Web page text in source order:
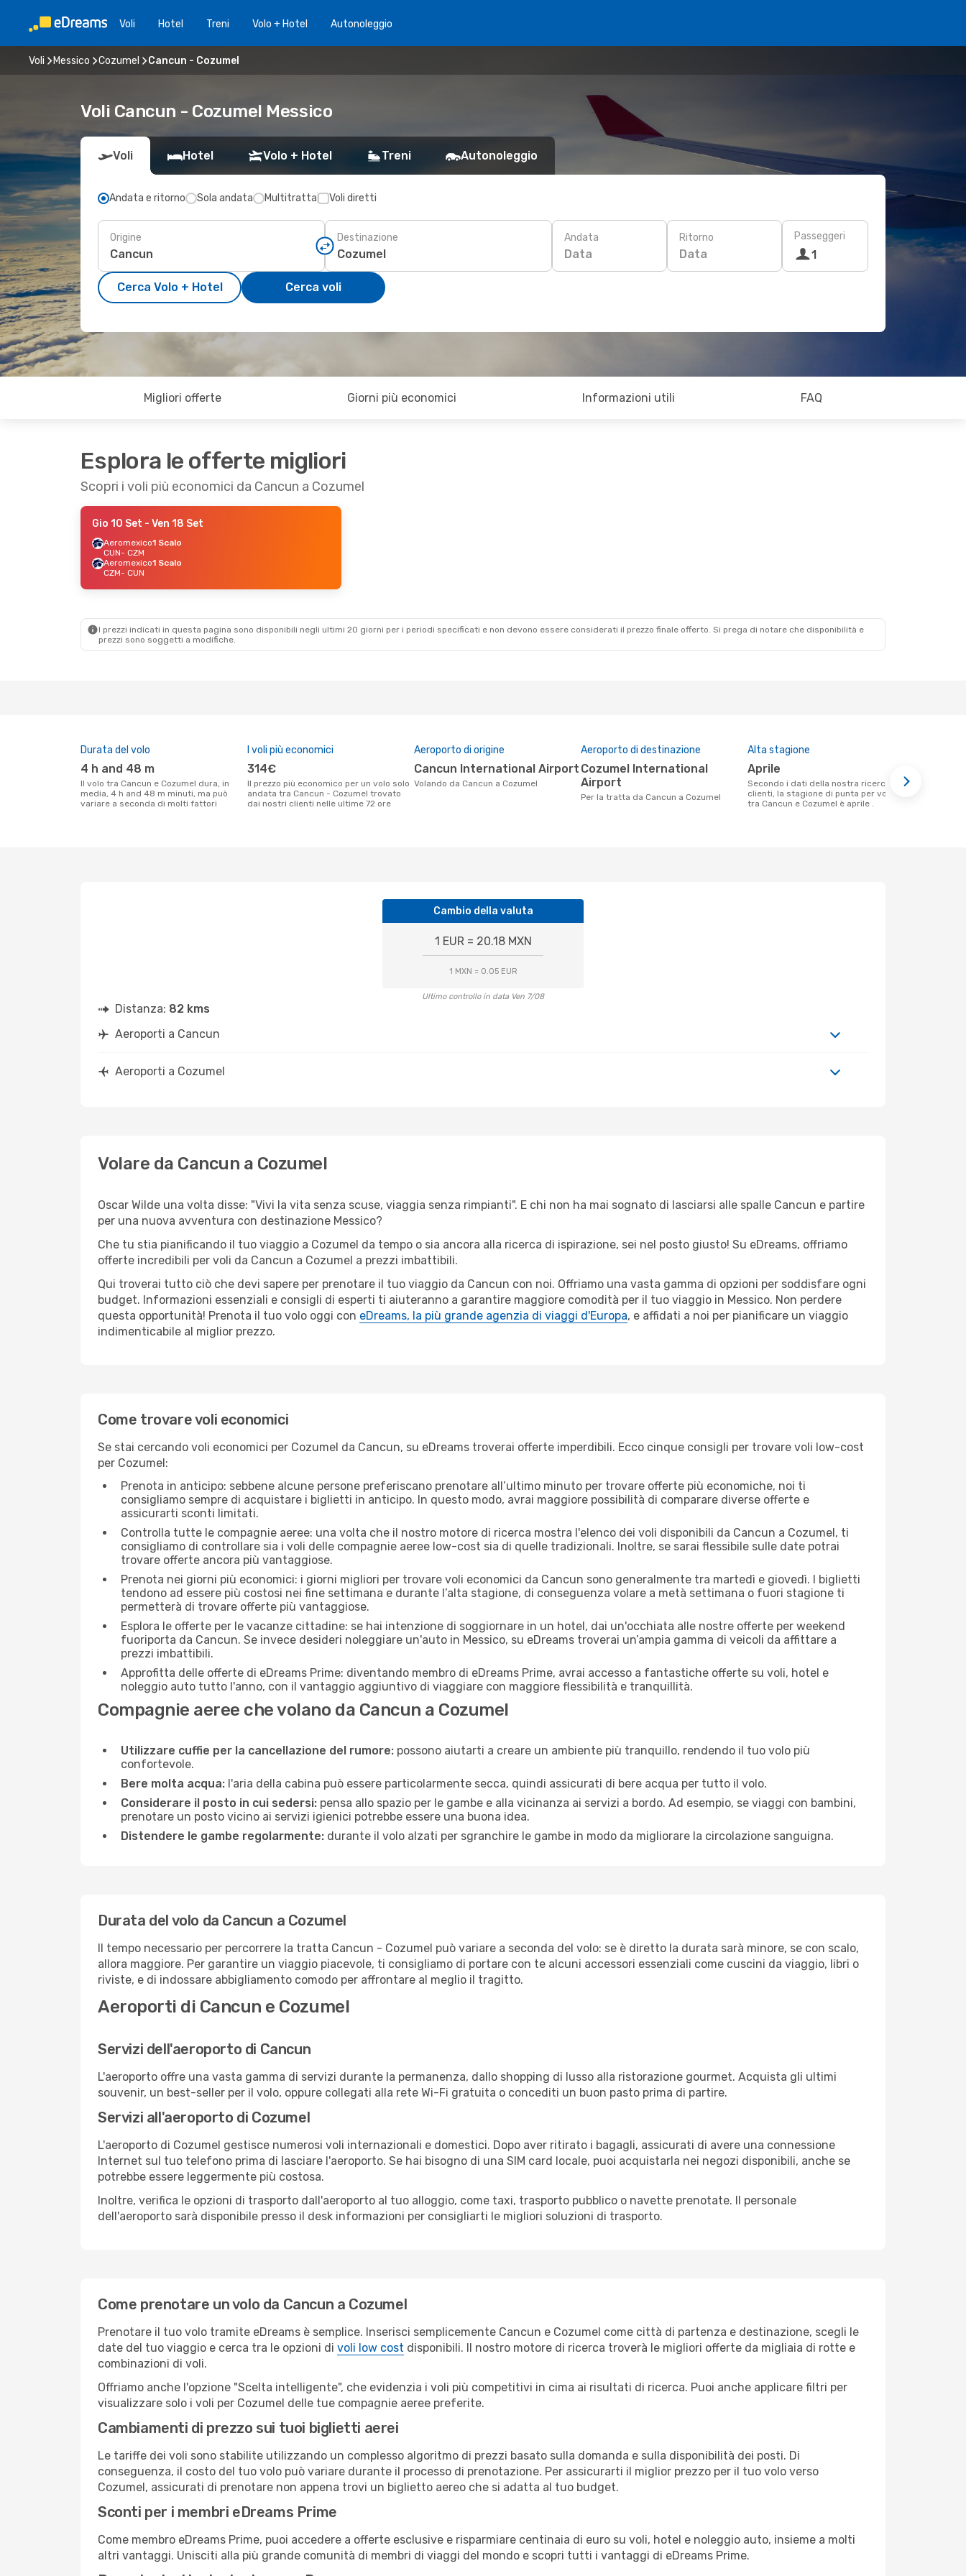
Voli Hotel Treni Volo + Hotel Autonoleggio
Voli Messico Cozumel Cancun - Cozumel
Voli Cancun - Cozumel Messico
Voli Hotel Volo + Hotel Treni Autonoleggio
Andata e ritorno Sola andata Multitratta Voli diretti
Origine Destinazione Andata
Data
Ritorno
Data
Passeggeri
1
Cerca Volo + Hotel Cerca voli
Migliori offerte Giorni più economici Informazioni utili FAQ
Esplora le offerte migliori
Scopri i voli più economici da Cancun a Cozumel
Gio 10 Set - Ven 18 Set
Aeromexico1 Scalo
CUN- CZM
Aeromexico1 Scalo
CZM- CUN
I prezzi indicati in questa pagina sono disponibili negli ultimi 20 giorni per i periodi specificati e non devono essere considerati il ​​prezzo finale offerto. Si prega di notare che disponibilità e
prezzi sono soggetti a modifiche.
Durata del volo
4 h and 48 m
Il volo tra Cancun e Cozumel dura, in
media, 4 h and 48 m minuti, ma può
variare a seconda di molti fattori
I voli più economici
314€
Il prezzo più economico per un volo solo
andata tra Cancun - Cozumel trovato
dai nostri clienti nelle ultime 72 ore
Aeroporto di origine
Cancun International Airport
Volando da Cancun a Cozumel
Aeroporto di destinazione
Cozumel International
Airport
Per la tratta da Cancun a Cozumel
Alta stagione
aprile
Secondo i dati della nostra ricerca
clienti, la stagione di punta per volare
tra Cancun e Cozumel è aprile .
Cambio della valuta
1 EUR = 20.18 MXN
1 MXN = 0.05 EUR
Ultimo controllo in data Ven 7/08
Distanza: 82 kms
Aeroporti a Cancun
Aeroporti a Cozumel
Volare da Cancun a Cozumel
Oscar Wilde una volta disse: "Vivi la vita senza scuse, viaggia senza rimpianti". E chi non ha mai sognato di lasciarsi alle spalle Cancun e partire
per una nuova avventura con destinazione Messico?
Che tu stia pianificando il tuo viaggio a Cozumel da tempo o sia ancora alla ricerca di ispirazione, sei nel posto giusto! Su eDreams, offriamo
offerte incredibili per voli da Cancun a Cozumel a prezzi imbattibili.
Qui troverai tutto ciò che devi sapere per prenotare il tuo viaggio da Cancun con noi. Offriamo una vasta gamma di opzioni per soddisfare ogni
budget. Informazioni essenziali e consigli di esperti ti aiuteranno a garantire maggiore comodità per il tuo viaggio in Messico. Non perdere
questa opportunità! Prenota il tuo volo oggi con eDreams, la più grande agenzia di viaggi d'Europa, e affidati a noi per pianificare un viaggio
indimenticabile al miglior prezzo.
Come trovare voli economici
Se stai cercando voli economici per Cozumel da Cancun, su eDreams troverai offerte imperdibili. Ecco cinque consigli per trovare voli low-cost
per Cozumel:
Prenota in anticipo: sebbene alcune persone preferiscano prenotare all’ultimo minuto per trovare offerte più economiche, noi ti
consigliamo sempre di acquistare i biglietti in anticipo. In questo modo, avrai maggiore possibilità di comparare diverse offerte e
assicurarti sconti limitati.
Controlla tutte le compagnie aeree: una volta che il nostro motore di ricerca mostra l'elenco dei voli disponibili da Cancun a Cozumel, ti
consigliamo di controllare sia i voli delle compagnie aeree low-cost sia di quelle tradizionali. Inoltre, se sarai flessibile sulle date potrai
trovare offerte ancora più vantaggiose.
Prenota nei giorni più economici: i giorni migliori per trovare voli economici da Cancun sono generalmente tra martedì e giovedì. I biglietti
tendono ad essere più costosi nei fine settimana e durante l’alta stagione, di conseguenza volare a metà settimana o fuori stagione ti
permetterà di trovare offerte più vantaggiose.
Esplora le offerte per le vacanze cittadine: se hai intenzione di soggiornare in un hotel, dai un'occhiata alle nostre offerte per weekend
fuoriporta da Cancun. Se invece desideri noleggiare un'auto in Messico, su eDreams troverai un’ampia gamma di veicoli da affittare a
prezzi imbattibili.
Approfitta delle offerte di eDreams Prime: diventando membro di eDreams Prime, avrai accesso a fantastiche offerte su voli, hotel e
noleggio auto tutto l'anno, con il vantaggio aggiuntivo di viaggiare con maggiore flessibilità e tranquillità.
Compagnie aeree che volano da Cancun a Cozumel
Utilizzare cuffie per la cancellazione del rumore: possono aiutarti a creare un ambiente più tranquillo, rendendo il tuo volo più
confortevole.
Bere molta acqua: l'aria della cabina può essere particolarmente secca, quindi assicurati di bere acqua per tutto il volo.
Considerare il posto in cui sedersi: pensa allo spazio per le gambe e alla vicinanza ai servizi a bordo. Ad esempio, se viaggi con bambini,
prenotare un posto vicino ai servizi igienici potrebbe essere una buona idea.
Distendere le gambe regolarmente: durante il volo alzati per sgranchire le gambe in modo da migliorare la circolazione sanguigna.
Durata del volo da Cancun a Cozumel
Il tempo necessario per percorrere la tratta Cancun - Cozumel può variare a seconda del volo: se è diretto la durata sarà minore, se con scalo,
allora maggiore. Per garantire un viaggio piacevole, ti consigliamo di portare con te alcuni accessori essenziali come cuscini da viaggio, libri o
riviste, e di indossare abbigliamento comodo per affrontare al meglio il tragitto.
Aeroporti di Cancun e Cozumel
Servizi dell'aeroporto di Cancun
L'aeroporto offre una vasta gamma di servizi durante la permanenza, dallo shopping di lusso alla ristorazione gourmet. Acquista gli ultimi
souvenir, un best-seller per il volo, oppure collegati alla rete Wi-Fi gratuita o concediti un buon pasto prima di partire.
Servizi all'aeroporto di Cozumel
L'aeroporto di Cozumel gestisce numerosi voli internazionali e domestici. Dopo aver ritirato i bagagli, assicurati di avere una connessione
Internet sul tuo telefono prima di lasciare l'aeroporto. Se hai bisogno di una SIM card locale, puoi acquistarla nei negozi disponibili, anche se
potrebbe essere leggermente più costosa.
Inoltre, verifica le opzioni di trasporto dall'aeroporto al tuo alloggio, come taxi, trasporto pubblico o navette prenotate. Il personale
dell'aeroporto sarà disponibile presso il desk informazioni per consigliarti le migliori soluzioni di trasporto.
Come prenotare un volo da Cancun a Cozumel
Prenotare il tuo volo tramite eDreams è semplice. Inserisci semplicemente Cancun e Cozumel come città di partenza e destinazione, scegli le
date del tuo viaggio e cerca tra le opzioni di voli low cost disponibili. Il nostro motore di ricerca troverà le migliori offerte da migliaia di rotte e
combinazioni di voli.
Offriamo anche l'opzione "Scelta intelligente", che evidenzia i voli più competitivi in cima ai risultati di ricerca. Puoi anche applicare filtri per
visualizzare solo i voli per Cozumel delle tue compagnie aeree preferite.
Cambiamenti di prezzo sui tuoi biglietti aerei
Le tariffe dei voli sono stabilite utilizzando un complesso algoritmo di prezzi basato sulla domanda e sulla disponibilità dei posti. Di
conseguenza, il costo del tuo volo può variare durante il processo di prenotazione. Per assicurarti il miglior prezzo per il tuo volo verso
Cozumel, assicurati di prenotare non appena trovi un biglietto aereo che si adatta al tuo budget.
Sconti per i membri eDreams Prime
Come membro eDreams Prime, puoi accedere a offerte esclusive e risparmiare centinaia di euro su voli, hotel e noleggio auto, insieme a molti
altri vantaggi. Unisciti alla più grande comunità di membri di viaggi del mondo e scopri tutti i vantaggi di eDreams Prime.